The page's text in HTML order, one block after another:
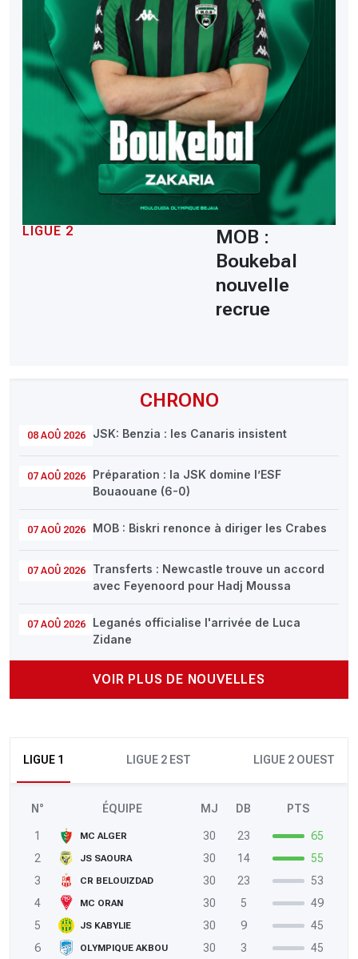
CHRONO
08 AOÛ 2026 JSK: Benzia : les Canaris insistent
07 AOÛ 2026
Préparation : la JSK domine l’ESF
Bouaouane (6-0)
07 AOÛ 2026 MOB : Biskri renonce à diriger les Crabes
07 AOÛ 2026
Transferts : Newcastle trouve un accord
avec Feyenoord pour Hadj Moussa
07 AOÛ 2026
Leganés officialise l'arrivée de Luca
Zidane
VOIR PLUS DE NOUVELLES
LIGUE 1 LIGUE 2 EST LIGUE 2 OUEST
N° ÉQUIPE MJ DB PTS
1 MC ALGER 30 23
65
2
JS SAOURA 30 14
55
3
CR BELOUIZDAD 30 23
53
4
MC ORAN 30 5
49
5
JS KABYLIE 30 9
45
6
OLYMPIQUE AKBOU 30 3
45
LIGUE 2
MOB :
Boukebal
nouvelle
recrue